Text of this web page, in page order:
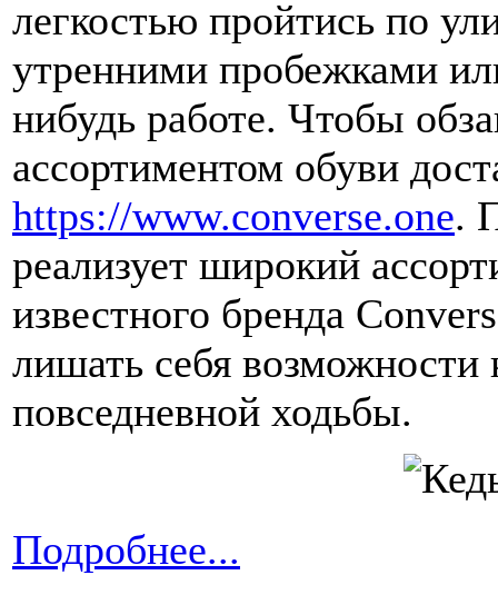
легкостью пройтись по
утренними пробежками
нибудь работе. Чтобы
ассортиментом обуви
https://www.converse.one.
реализует широкий
известного бренда
лишать себя возможности
повседневной ходьбы.
Подробнее...